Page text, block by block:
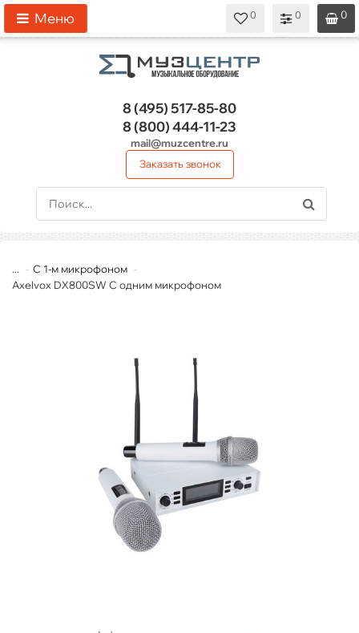
0
0
0
Меню
8 (495)517-85-80
8 (800)444-11-23
mail@muzcentre.ru
Заказать звонок
...
С 1-м микрофоном
Axelvox DX800SW С одним микрофоном